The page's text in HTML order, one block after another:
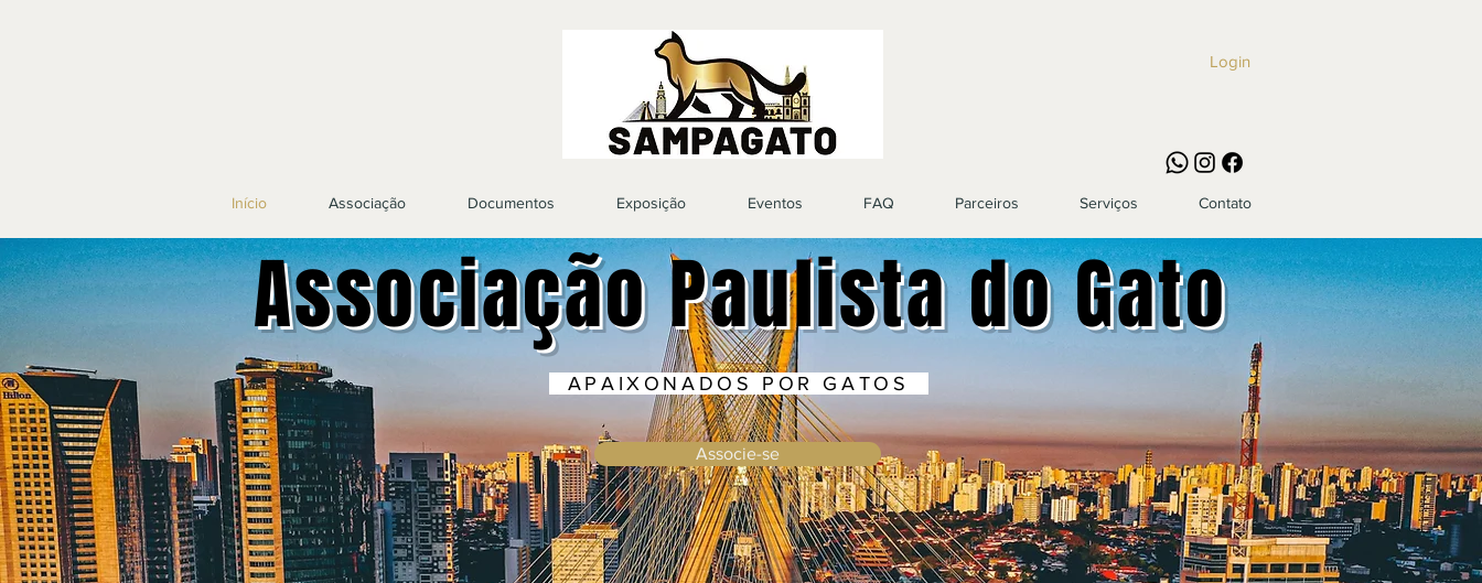
Login
Início Associação Documentos Exposição Eventos FAQ Parceiros Serviços Contato
Associação Paulista do Gato
APAIXONADOS POR GATOS
Associe-se